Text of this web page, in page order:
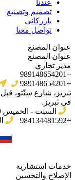
عندنا
تصميم وتصنيع
بازركاني
تواصل معنا
عنوان المصنع
عنوان المصنع
مدير تجاري
+989148654201
+989148654201
تبریز، شارع سنّتو،
في تبریز.
السبت - الخميس 09:00 - 21:00
+984134481592
خدمات استشارية
الإصلاح والتحسين